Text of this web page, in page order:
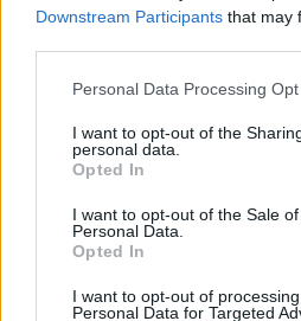
Downstream Participants that may
Personal Data Processing
I want to opt-out of the
personal data.
Opted In
I want to opt-out of the Sale
Personal Data.
Opted In
I want to opt-out of
Personal Data for Targeted
οικογένειας αποτελεί
Δυσκολιών Μάθησης του
Ψυχολόγος-
Παιδαγωγός
katerina@rizou-